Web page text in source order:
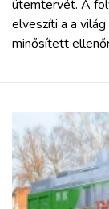
ütemtervét. A
elveszíti a a
minősített